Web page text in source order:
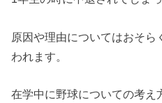
原因や理由についてはおそら
われます。
在学中に野球についての考え